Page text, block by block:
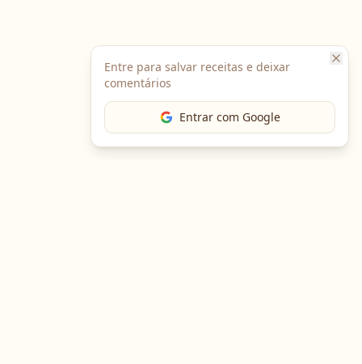
Entre para salvar receitas e deixar
comentários
Entrar com Google